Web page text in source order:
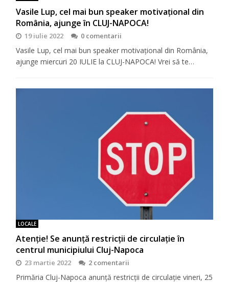
Vasile Lup, cel mai bun speaker motivaţional din
România, ajunge în CLUJ-NAPOCA!
19 iulie 2022 0 comentarii
Vasile Lup, cel mai bun speaker motivaţional din România,
ajunge miercuri 20 IULIE la CLUJ-NAPOCA! Vrei să te…
LOCALE
Atenție! Se anunță restricții de circulație în
centrul municipiului Cluj-Napoca
23 martie 2022 2 comentarii
Primăria Cluj-Napoca anunță restricții de circulație vineri, 25